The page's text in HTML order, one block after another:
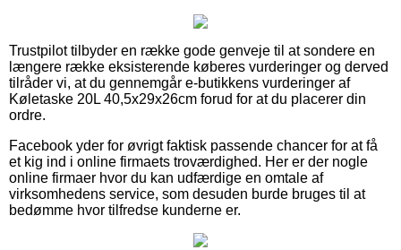
Trustpilot tilbyder en række gode genveje til at sondere en
længere række eksisterende køberes vurderinger og derved
tilråder vi, at du gennemgår e-butikkens vurderinger af
Køletaske 20L 40,5x29x26cm forud for at du placerer din
ordre.
Facebook yder for øvrigt faktisk passende chancer for at få
et kig ind i online firmaets troværdighed. Her er der nogle
online firmaer hvor du kan udfærdige en omtale af
virksomhedens service, som desuden burde bruges til at
bedømme hvor tilfredse kunderne er.